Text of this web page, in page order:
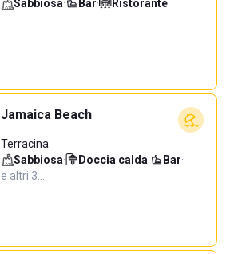
Sabbiosa· Bar· Ristorante
Jamaica Beach
Terracina
Sabbiosa· Doccia calda· Bar·
e altri 3…